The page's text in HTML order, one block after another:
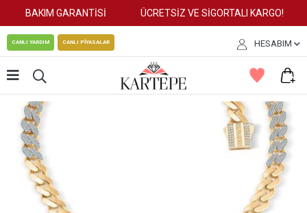
BAKIM GARANTİSİ ÜCRETSİZ VE SİGORTALI KARGO!
CANLI YARDIM CANLI PİYASALAR HESABIM